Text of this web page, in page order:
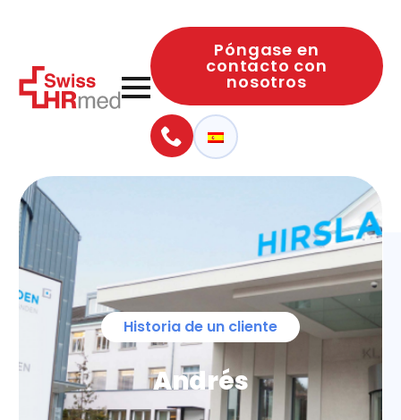
Póngase en
contacto con
nosotros
Historia de un cliente
Andrés